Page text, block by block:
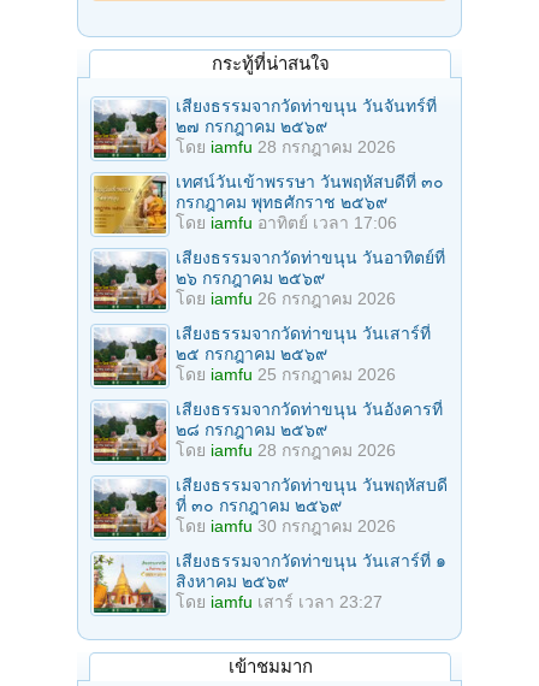
กระทู้ที่น่าสนใจ
เสียงธรรมจากวัดท่าขนุน วันจันทร์ที่
๒๗ กรกฎาคม ๒๕๖๙
โดย iamfu 28 กรกฎาคม 2026
เทศน์วันเข้าพรรษา วันพฤหัสบดีที่ ๓๐
กรกฎาคม พุทธศักราช ๒๕๖๙
โดย iamfu อาทิตย์ เวลา 17:06
เสียงธรรมจากวัดท่าขนุน วันอาทิตย์ที่
๒๖ กรกฎาคม ๒๕๖๙
โดย iamfu 26 กรกฎาคม 2026
เสียงธรรมจากวัดท่าขนุน วันเสาร์ที่
๒๕ กรกฎาคม ๒๕๖๙
โดย iamfu 25 กรกฎาคม 2026
เสียงธรรมจากวัดท่าขนุน วันอังคารที่
๒๘ กรกฎาคม ๒๕๖๙
โดย iamfu 28 กรกฎาคม 2026
เสียงธรรมจากวัดท่าขนุน วันพฤหัสบดี
ที่ ๓๐ กรกฎาคม ๒๕๖๙
โดย iamfu 30 กรกฎาคม 2026
เสียงธรรมจากวัดท่าขนุน วันเสาร์ที่ ๑
สิงหาคม ๒๕๖๙
โดย iamfu เสาร์ เวลา 23:27
เข้าชมมาก